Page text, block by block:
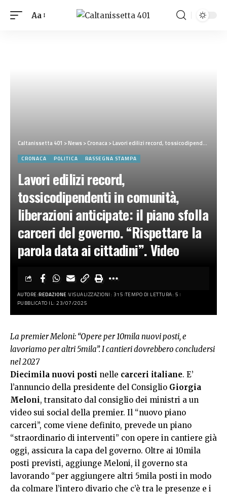
Aa
Caltanissetta 401 >News>Cronaca>Lavori edilizi record, tossicodipendenti in comunità, liberazioni anticipate: il piano sfolla carceri del governo. “Rispettare la parola data ai cittadini”. Video
CRONACA POLITICA RASSEGNA STAMPA
Lavori edilizi record,
tossicodipendenti in comunità,
liberazioni anticipate: il piano sfolla
carceri del governo. “Rispettare la
parola data ai cittadini”. Video
AUTORE:REDAZIONE VISUALIZZAZIONI: 315 TEMPO DI LETTURA: 5
PUBBLICATO IL: 23/07/2025
La premier Meloni: “Opere per 10mila nuovi posti, e
lavoriamo per altri 5mila”. I cantieri dovrebbero concludersi
nel 2027
Diecimila nuovi posti nelle carceri italiane. E’
l’annuncio della presidente del Consiglio Giorgia
Meloni, transitato dal consiglio dei ministri a un
video sui social della premier. Il “nuovo piano
carceri”, come viene definito, prevede un piano
“straordinario di interventi” con opere in cantiere già
oggi, assicura la capa del governo. Oltre ai 10mila
posti previsti, aggiunge Meloni, il governo sta
lavorando “per aggiungere altri 5mila posti in modo
da colmare l’intero divario che c’è tra le presenze e i